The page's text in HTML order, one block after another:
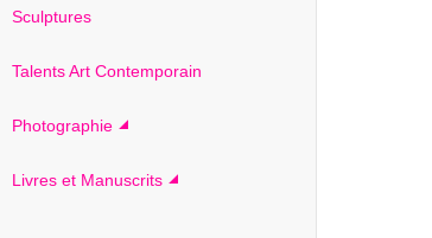
Sculptures
Talents Art Contemporain
Photographie
Livres et Manuscrits